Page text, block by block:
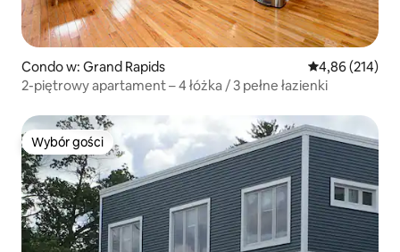
Condo w: Grand Rapids Średnia
4,86 (214)
2-piętrowy apartament – 4 łóżka / 3 pełne łazienki
Wybór gości
Wybór gości